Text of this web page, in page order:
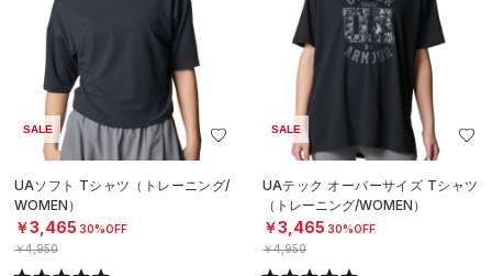
SALE
UAソフト Tシャツ（トレーニング/
WOMEN）
￥3,465 30%OFF
￥4,950
SALE
UAテック オーバーサイズ Tシャツ
（トレーニング/WOMEN）
￥3,465 30%OFF
￥4,950